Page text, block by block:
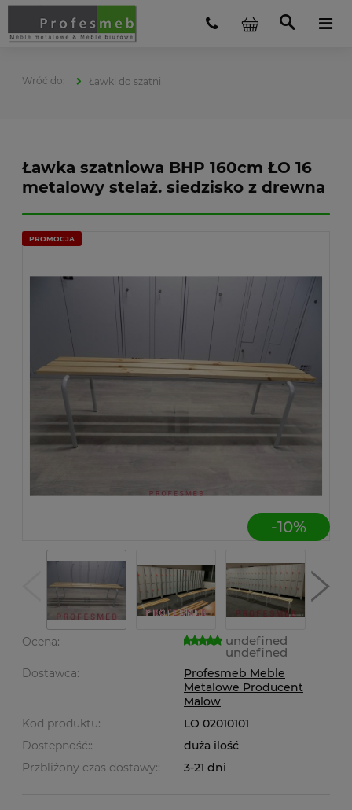
Ławki do szatni
Ławka szatniowa BHP 160cm ŁO 16
metalowy stelaż. siedzisko z drewna
PROMOCJA
-10%
Ocena: undefined
undefined
Dostawca:
Profesmeb Meble
Metalowe Producent
Malow
Kod produktu:
LO 02010101
Dostepność::
duża ilość
Przbliżony czas dostawy::
3-21 dni